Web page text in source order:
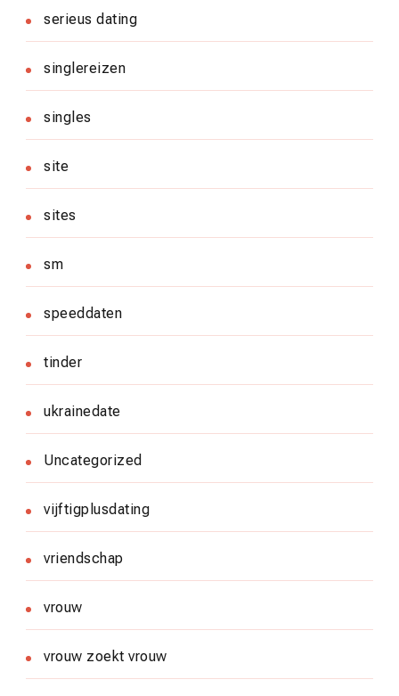
serieus dating
singlereizen
singles
site
sites
sm
speeddaten
tinder
ukrainedate
Uncategorized
vijftigplusdating
vriendschap
vrouw
vrouw zoekt vrouw